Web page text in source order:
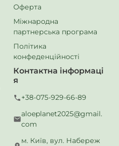
Оферта
Міжнародна
партнерська програма
Політика
конфеденційності
Контактна інформаці
я
+38-075-929-66-89
aloeplanet2025@gmail.
com
м. Київ, вул. Набереж